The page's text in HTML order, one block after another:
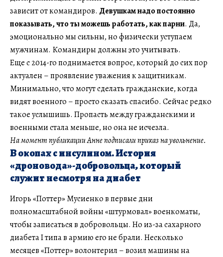
зависит от командиров. Девушкам надо постоянно
показывать, что ты можешь работать, как парни. Да,
эмоционально мы сильны, но физически уступаем
мужчинам. Командиры должны это учитывать.
Еще с 2014-го поднимается вопрос, который до сих пор
актуален – проявление уважения к защитникам.
Минимально, что могут сделать гражданские, когда
видят военного – просто сказать спасибо. Сейчас редко
такое услышишь. Пропасть между гражданскими и
военными стала меньше, но она не исчезла.
На момент публикации Анне подписали приказ на увольнение.
В окопах с инсулином. История
«дроновода»-добровольца, который
служит несмотря на диабет
Игорь «Поттер» Мусиенко в первые дни
полномасштабной войны «штурмовал» военкоматы,
чтобы записаться в добровольцы. Но из-за сахарного
диабета I типа в армию его не брали. Несколько
месяцев «Поттер» волонтерил – возил машины на